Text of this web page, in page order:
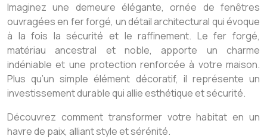
Imaginez une demeure élégante, ornée de fenêtres
ouvragées en fer forgé, un détail architectural qui évoque
à la fois la sécurité et le raffinement. Le fer forgé,
matériau ancestral et noble, apporte un charme
indéniable et une protection renforcée à votre maison.
Plus qu’un simple élément décoratif, il représente un
investissement durable qui allie esthétique et sécurité.
Découvrez comment transformer votre habitat en un
havre de paix, alliant style et sérénité.